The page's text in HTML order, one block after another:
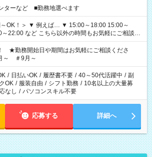
ターなど ■勤務地選べます
▼ 15:00～18:00 15:00～
以外の時間もお気軽にご相談く
★勤務開始日や期間はお気軽にご相談くださ
～ ＃9月～
/ 日払いOK / 履歴書不要 / 40～50代活躍中 / 副
OK / 服装自由 / シフト勤務 / 10名以上の大量募
なし / パソコンスキル不要
応募する 詳細へ